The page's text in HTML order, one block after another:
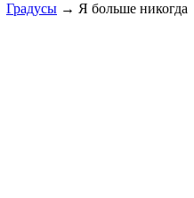
Градусы → Я больше никогда